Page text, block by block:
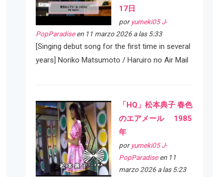
17日
por yumeki05 J-
PopParadiseen 11 marzo 2026 a las 5:33
[Singing debut song for the first time in several
years] Noriko Matsumoto / Haruiro no Air Mail
「HQ」松本典子 春色
のエアメール 1985
年
por yumeki05 J-
PopParadiseen 11
marzo 2026 a las 5:23